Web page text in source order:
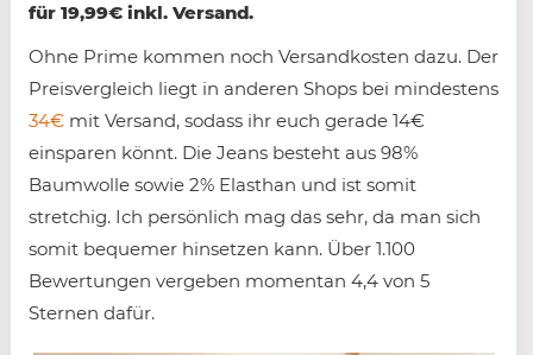
für 19,99€ inkl. Versand.
Ohne Prime kommen noch Versandkosten dazu. Der
Preisvergleich liegt in anderen Shops bei mindestens
34€ mit Versand, sodass ihr euch gerade 14€
einsparen könnt. Die Jeans besteht aus 98%
Baumwolle sowie 2% Elasthan und ist somit
stretchig. Ich persönlich mag das sehr, da man sich
somit bequemer hinsetzen kann. Über 1.100
Bewertungen vergeben momentan 4,4 von 5
Sternen dafür.